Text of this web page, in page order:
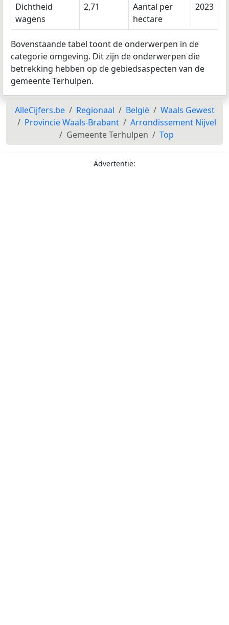
Dichtheid
wagens
2,71
Aantal per
hectare
2023
Bovenstaande tabel toont de onderwerpen in de
categorie omgeving. Dit zijn de onderwerpen die
betrekking hebben op de gebiedsaspecten van de
gemeente Terhulpen.
AlleCijfers.be Regionaal België
Waals Gewest
Provincie Waals-Brabant
Arrondissement Nijvel
Gemeente Terhulpen
Top
Advertentie: